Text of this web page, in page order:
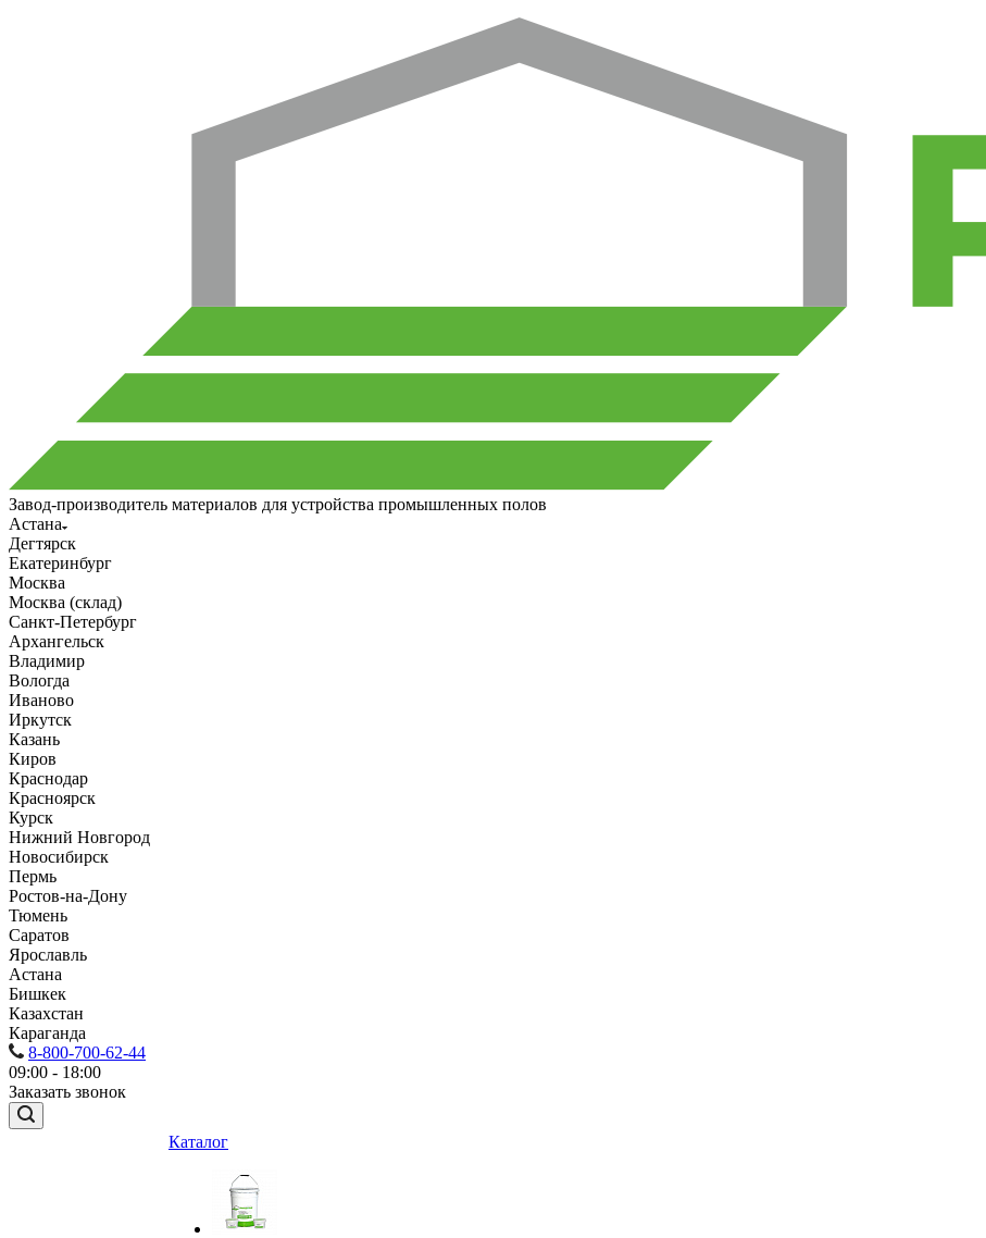
Завод-производитель материалов для устройства промышленных полов
Астана
Дегтярск
Екатеринбург
Москва
Москва (склад)
Санкт-Петербург
Архангельск
Владимир
Вологда
Иваново
Иркутск
Казань
Киров
Краснодар
Красноярск
Курск
Нижний Новгород
Новосибирск
Пермь
Ростов-на-Дону
Тюмень
Саратов
Ярославль
Астана
Бишкек
Казахстан
Караганда
8-800-700-62-44
09:00 - 18:00
Заказать звонок
Каталог